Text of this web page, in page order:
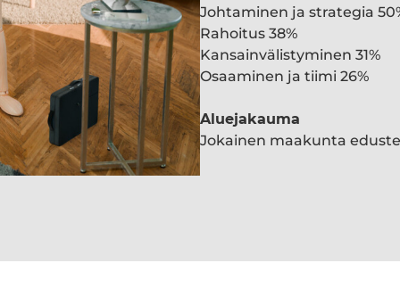
Johtaminen ja strategia
Rahoitus 38%
Kansainvälistyminen 31%
Osaaminen ja tiimi 26%
Aluejakauma
Jokainen maakunta